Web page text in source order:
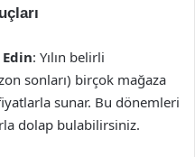
: Yılın belirli
sonları) birçok mağaza
sunar. Bu dönemleri
dolap bulabilirsiniz.